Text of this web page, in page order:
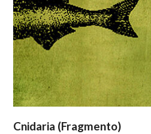
Cnidaria (Fragmento)